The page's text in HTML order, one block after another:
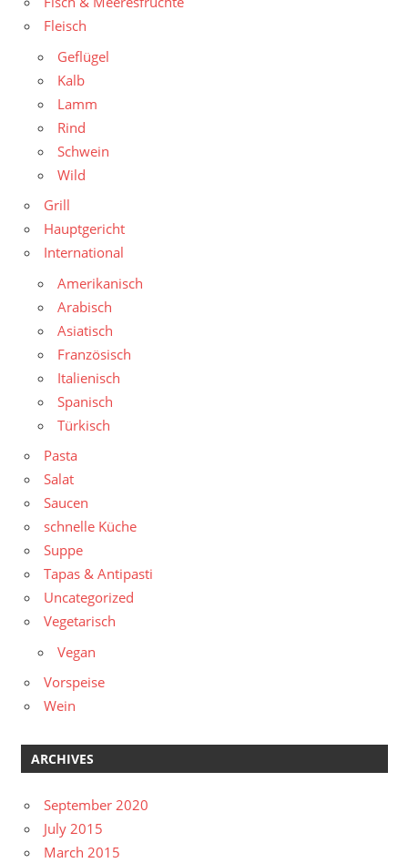
Fleisch
Geflügel
Kalb
Lamm
Rind
Schwein
Wild
Grill
Hauptgericht
International
Amerikanisch
Arabisch
Asiatisch
Französisch
Italienisch
Spanisch
Türkisch
Pasta
Salat
Saucen
schnelle Küche
Suppe
Tapas & Antipasti
Uncategorized
Vegetarisch
Vegan
Vorspeise
Wein
ARCHIVES
September 2020
July 2015
March 2015